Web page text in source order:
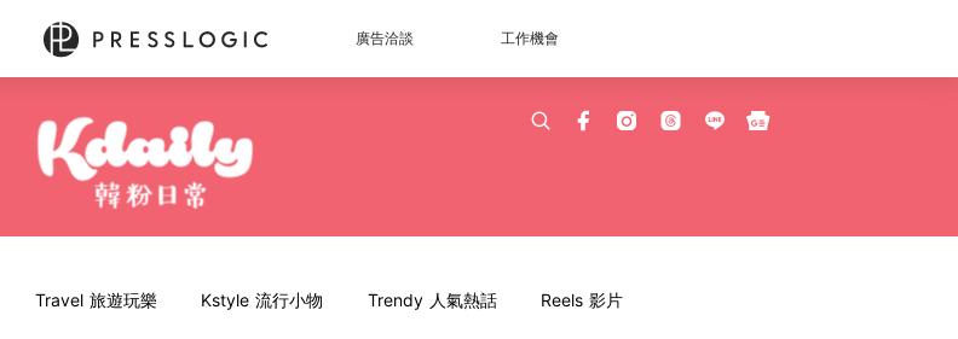
廣告洽談 工作機會
Travel 旅遊玩樂 Kstyle 流行小物 Trendy 人氣熱話 Reels 影片